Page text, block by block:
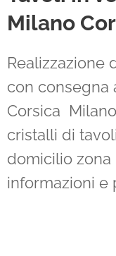
Milano
Realizzazione
con consegna
Corsica
cristalli di
domicilio zona
informazioni e